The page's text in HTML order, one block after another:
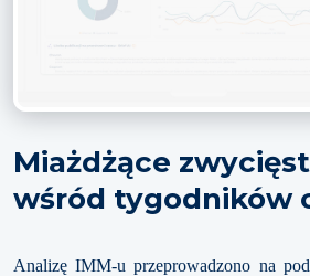
Miażdżące
wśród tygodników
Analizę IMM-u przeprowadzono na